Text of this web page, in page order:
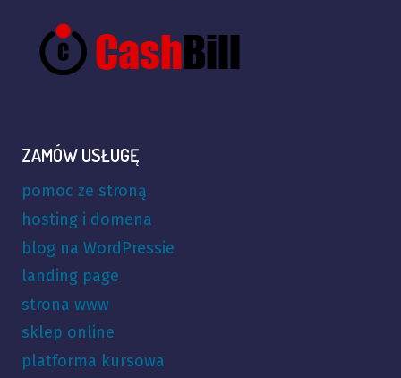
ZAMÓW USŁUGĘ
pomoc ze stroną
hosting i domena
blog na WordPressie
landing page
strona www
sklep online
platforma kursowa